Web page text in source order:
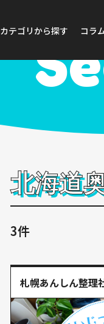
カテゴリから探す
コラ
北海道
3件
札幌あんしん整理